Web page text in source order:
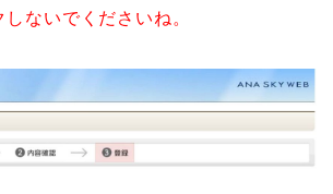
ないでくださいね。